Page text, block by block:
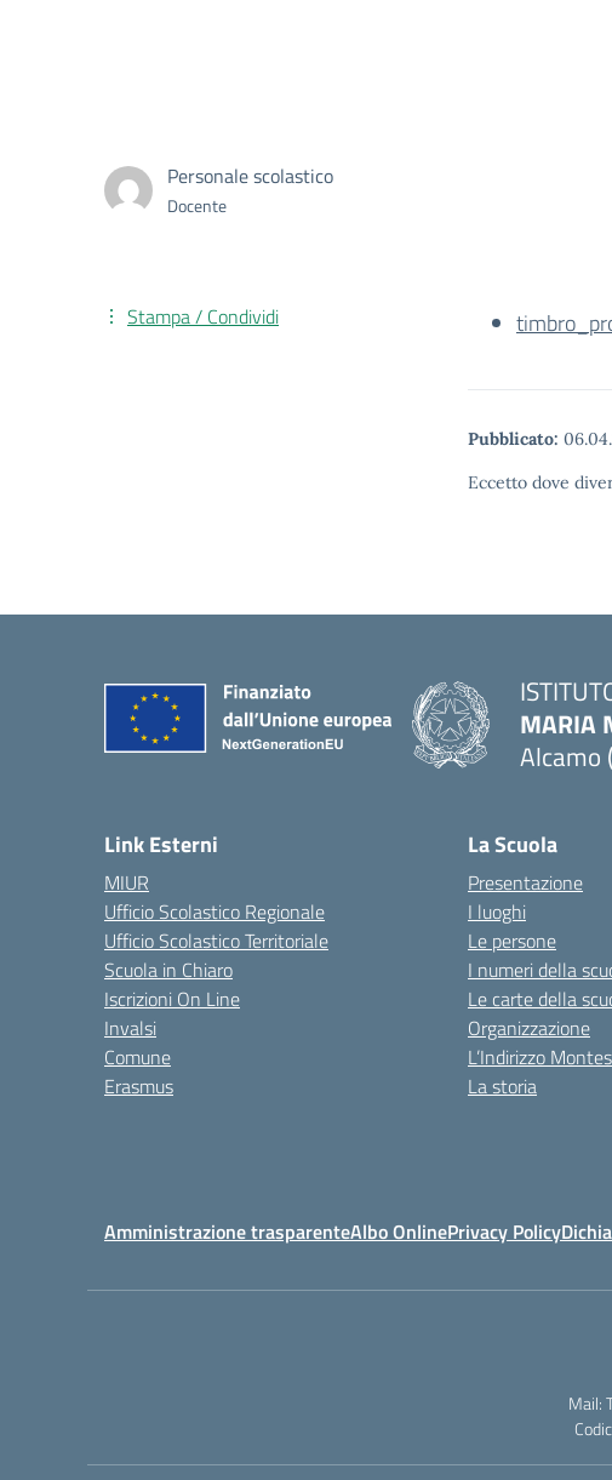
Personale scolastico
Docente
Pubblicato:
Eccetto dove
Stampa / Condividi
MARIA
Alcamo
Link Esterni
MIUR
Ufficio Scolastico Regionale
Ufficio Scolastico Territoriale
Scuola in Chiaro
Iscrizioni On Line
Invalsi
Comune
Erasmus
La Scuola
Presentazione
I luoghi
Le persone
I numeri della
Le carte della
Organizzazione
L’Indirizzo
La storia
Amministrazione trasparenteAlbo OnlinePrivacy Policy
Mail: